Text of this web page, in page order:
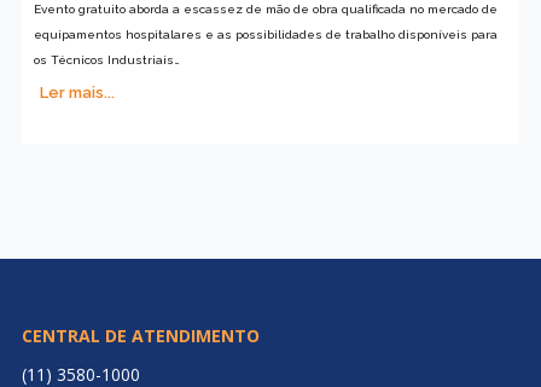
Evento gratuito aborda a escassez de mão de obra qualificada no mercado de
equipamentos hospitalares e as possibilidades de trabalho disponíveis para
os Técnicos Industriais…
Ler mais...
CENTRAL DE ATENDIMENTO
(11) 3580-1000